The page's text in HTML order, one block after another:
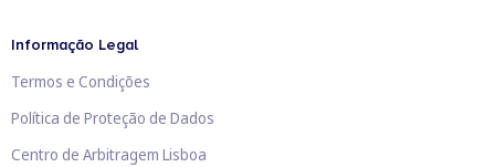
Informação Legal
Termos e Condições
Política de Proteção de Dados
Centro de Arbitragem Lisboa